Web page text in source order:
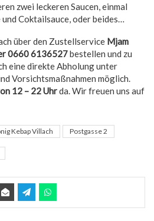
zwei leckeren Saucen, einmal
Coktailsauce, oder beides…
über den Zustellservice Mjam
0660 6136527bestellen und zu
eine direkte Abholung unter
Vorsichtsmaßnahmen möglich.
12 – 22 Uhrda. Wir freuen uns auf
Kebap Villach Postgasse 2